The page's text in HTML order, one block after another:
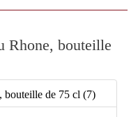
Rhone, bouteille
bouteille de 75 cl (7)